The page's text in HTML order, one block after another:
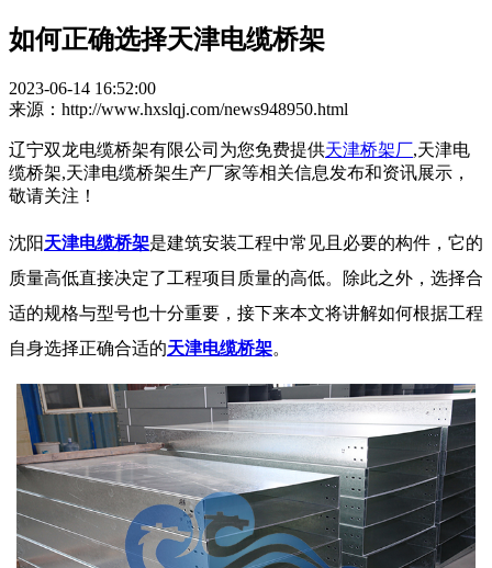
如何正确选择天津电缆桥架
2023-06-14 16:52:00
来源：http://www.hxslqj.com/news948950.html
辽宁双龙电缆桥架有限公司为您免费提供天津桥架厂,天津电
缆桥架,天津电缆桥架生产厂家等相关信息发布和资讯展示，
敬请关注！
沈阳天津电缆桥架是建筑安装工程中常见且必要的构件，它的
质量高低直接决定了工程项目质量的高低。除此之外，选择合
适的规格与型号也十分重要，接下来本文将讲解如何根据工程
自身选择正确合适的天津电缆桥架。